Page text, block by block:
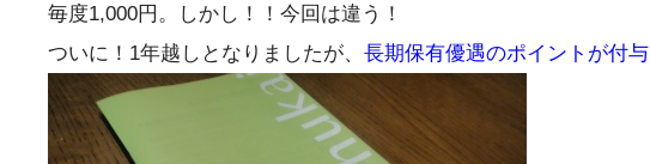
毎度1,000円。しかし！！今回は違う！
ついに！1年越しとなりましたが、 長期保有優遇のポイントが付与